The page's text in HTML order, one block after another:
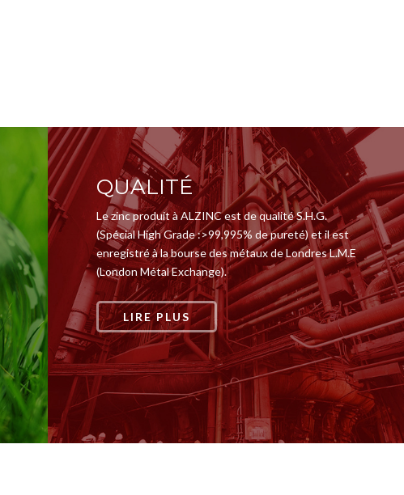
QUALITÉ
Le zinc produit à ALZINC est de qualité S.H.G.
(Spécial High Grade :>99,995% de pureté) et il est
enregistré à la bourse des métaux de Londres L.M.E
(London Métal Exchange).
LIRE PLUS